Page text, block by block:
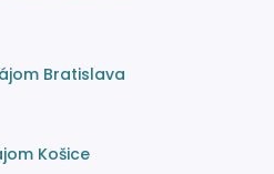
Bratislava
Košice